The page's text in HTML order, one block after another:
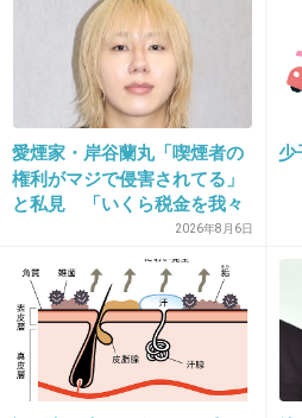
2014/10/08(水) 21:42:37
恋愛禁止のアイドルが路
ですけどね(笑)
2014/10/08(水) 21:42:43
このグループは恋愛OKなの
愛煙家・岸谷蘭丸「喫煙者の
権利がマジで侵害されてる」
と私見 「いくら税金を我々
2026年8月6日
少